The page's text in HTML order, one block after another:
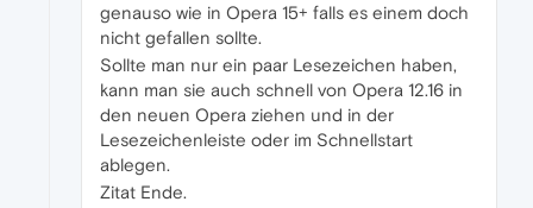
genauso wie in Opera 15+ falls es einem doch
nicht gefallen sollte.
Sollte man nur ein paar Lesezeichen haben,
kann man sie auch schnell von Opera 12.16 in
den neuen Opera ziehen und in der
Lesezeichenleiste oder im Schnellstart
ablegen.
Zitat Ende.